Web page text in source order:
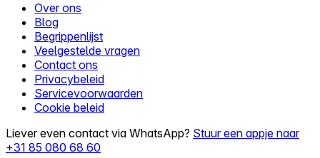
Over ons
Blog
Begrippenlijst
Veelgestelde vragen
Contact ons
Privacybeleid
Servicevoorwaarden
Cookie beleid
Liever even contact via WhatsApp? Stuur een appje naar
+31 85 080 68 60